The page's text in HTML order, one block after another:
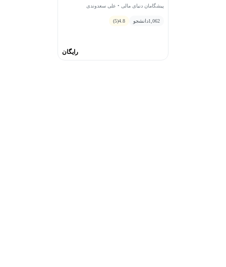
پیشگامان دنیای مالی • علی سعدوندی
1,062دانشجو 4.8
(5)
رایگان